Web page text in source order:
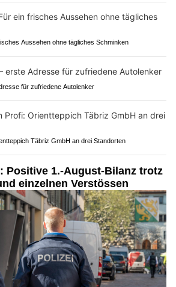
Aussehen ohne tägliches Schminken
für zufriedene Autolenker
Täbriz GmbH an drei Standorten
Positive 1.-August-Bilanz trotz
einzelnen Verstössen